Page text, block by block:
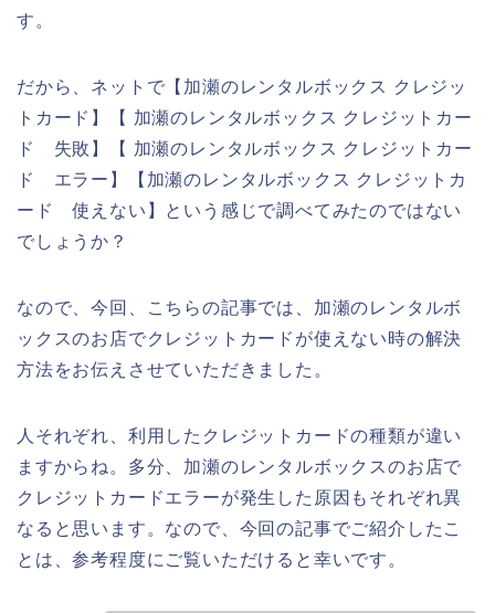
す。
だから、ネットで【加瀬のレンタルボックス クレジッ
トカード】【 加瀬のレンタルボックス クレジットカー
ド 失敗】【 加瀬のレンタルボックス クレジットカー
ド エラー】【加瀬のレンタルボックス クレジットカ
ード 使えない】という感じで調べてみたのではない
でしょうか？
なので、今回、こちらの記事では、加瀬のレンタルボ
ックスのお店でクレジットカードが使えない時の解決
方法をお伝えさせていただきました。
人それぞれ、利用したクレジットカードの種類が違い
ますからね。多分、加瀬のレンタルボックスのお店で
クレジットカードエラーが発生した原因もそれぞれ異
なると思います。なので、今回の記事でご紹介したこ
とは、参考程度にご覧いただけると幸いです。